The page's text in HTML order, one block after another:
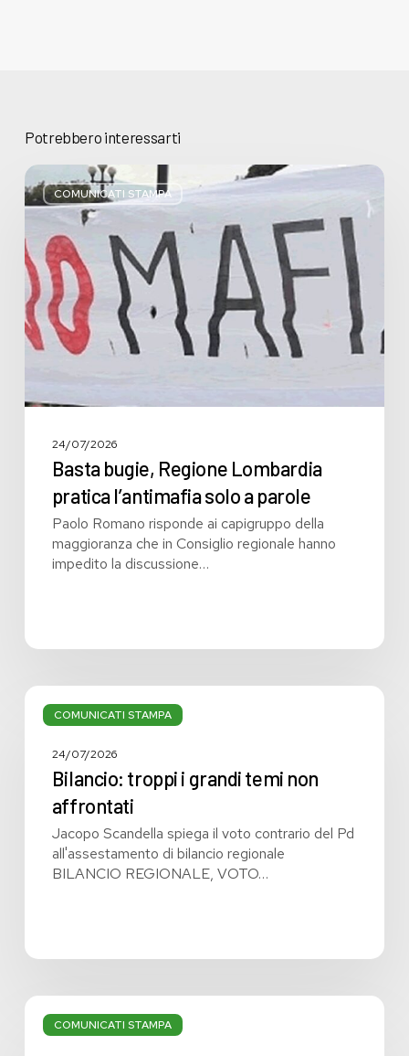
Potrebbero interessarti
COMUNICATI STAMPA
Basta
bugie,
Regione
Lombardia
pratica
l’antimafia
solo
a
parole
24/07/2026
Basta bugie, Regione Lombardia
pratica l’antimafia solo a parole
Paolo Romano risponde ai capigruppo della
maggioranza che in Consiglio regionale hanno
impedito la discussione…
COMUNICATI STAMPA
Bilancio:
troppi
grandi
affrontati
24/07/2026
Bilancio: troppi i grandi temi non
affrontati
Jacopo Scandella spiega il voto contrario del Pd
all'assestamento di bilancio regionale
BILANCIO REGIONALE, VOTO…
COMUNICATI STAMPA
Bilancio
regionale: